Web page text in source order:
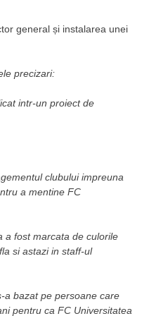
general și instalarea unei
precizari:
intr-un proiect de
clubului impreuna
a mentine FC
a fost marcata de culorile
si astazi in staff-ul
a bazat pe persoane care
pentru ca FC Universitatea